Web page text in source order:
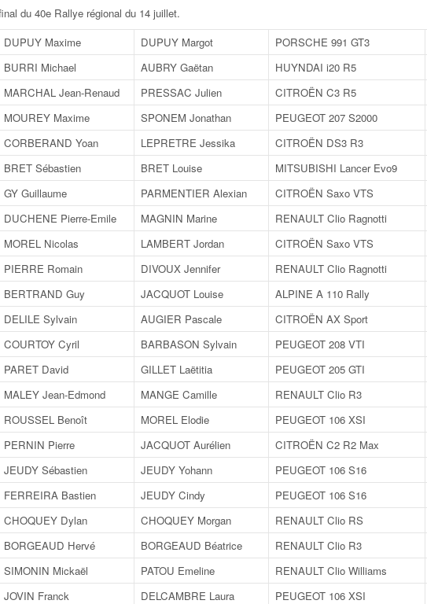
du 40e Rallye régional du 14 juillet.
DUPUY Maxime DUPUY Margot PORSCHE 991 GT3
BURRI Michael AUBRY Gaëtan HUYNDAI i20 R5
MARCHAL Jean-Renaud PRESSAC Julien CITROËN C3 R5
MOUREY Maxime SPONEM Jonathan PEUGEOT 207 S2000
CORBERAND Yoan LEPRETRE Jessika CITROËN DS3 R3
BRET Sébastien BRET Louise MITSUBISHI Lancer Evo9
GY Guillaume PARMENTIER Alexian CITROËN Saxo VTS
DUCHENE Pierre-Emile MAGNIN Marine RENAULT Clio Ragnotti
MOREL Nicolas LAMBERT Jordan CITROËN Saxo VTS
PIERRE Romain DIVOUX Jennifer RENAULT Clio Ragnotti
BERTRAND Guy JACQUOT Louise ALPINE A 110 Rally
DELILE Sylvain AUGIER Pascale CITROËN AX Sport
COURTOY Cyril BARBASON Sylvain PEUGEOT 208 VTI
PARET David GILLET Laëtitia PEUGEOT 205 GTI
MALEY Jean-Edmond MANGE Camille RENAULT Clio R3
ROUSSEL Benoît MOREL Elodie PEUGEOT 106 XSI
PERNIN Pierre JACQUOT Aurélien CITROËN C2 R2 Max
JEUDY Sébastien JEUDY Yohann PEUGEOT 106 S16
FERREIRA Bastien JEUDY Cindy PEUGEOT 106 S16
CHOQUEY Dylan CHOQUEY Morgan RENAULT Clio RS
BORGEAUD Hervé BORGEAUD Béatrice RENAULT Clio R3
SIMONIN Mickaël PATOU Emeline RENAULT Clio Williams
JOVIN Franck DELCAMBRE Laura PEUGEOT 106 XSI